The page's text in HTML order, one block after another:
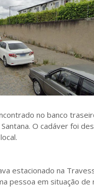
no banco
O cadáver foi
estacionado na
pessoa em situação de